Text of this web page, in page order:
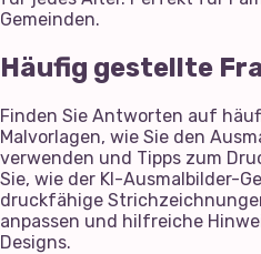
Gemeinden.
Häufig gestellte
Finden Sie Antworten auf
Malvorlagen, wie Sie den
verwenden und Tipps zum
Sie, wie der KI-Ausmalbilder-
druckfähige
anpassen und hilfreiche
Designs.